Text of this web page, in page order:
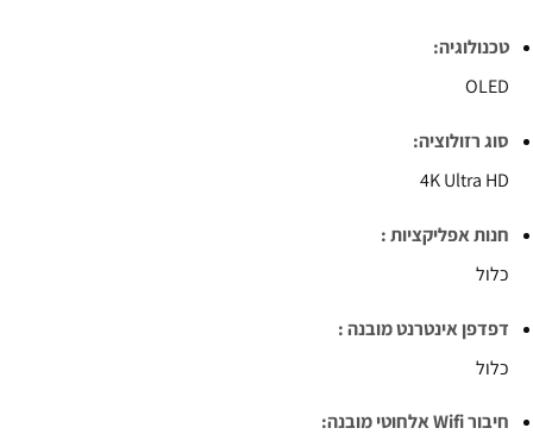
טכנולוגיה:
OLED
סוג רזולוציה:
4K Ultra HD
חנות אפליקציות :
כלול
דפדפן אינטרנט מובנה :
כלול
חיבור Wifi אלחוטי מובנה: